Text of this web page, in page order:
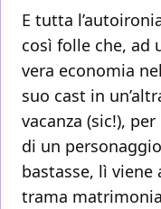
E tutta
così folle che, ad
vera economia
suo cast in
vacanza (sic!),
di un
bastasse, lì
trama